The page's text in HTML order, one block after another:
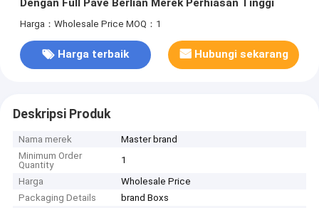
Dengan Full Pavé Berlian Merek Perhiasan Tinggi
Harga：Wholesale Price MOQ：1
Harga terbaik Hubungi sekarang
Deskripsi Produk
Nama merek
Master brand
Minimum Order
Quantity
1
Harga
Wholesale Price
Packaging Details
brand Boxs